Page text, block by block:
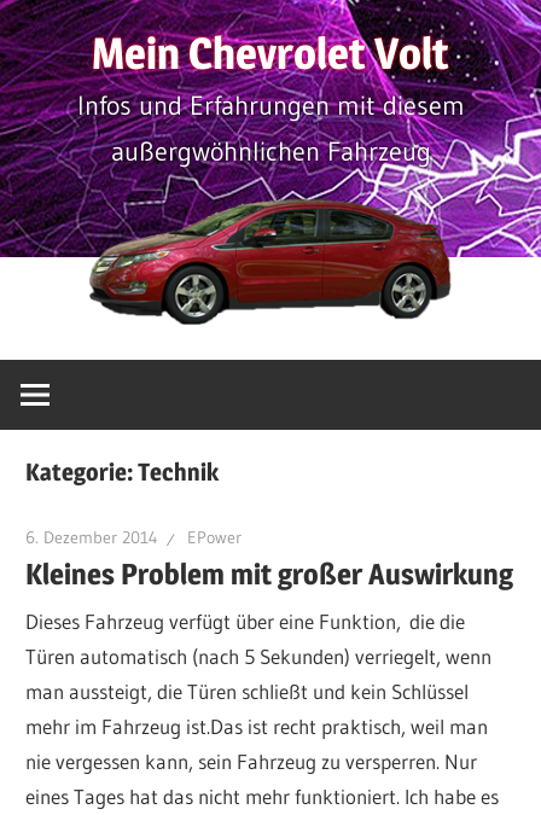
Zum
Inhalt
springen
Mein Chevrolet Volt
Infos und Erfahrungen mit diesem
außergwöhnlichen Fahrzeug
Kategorie:Technik
6. Dezember 2014 EPower
Kleines Problem mit großer Auswirkung
Dieses Fahrzeug verfügt über eine Funktion, die die
Türen automatisch (nach 5 Sekunden) verriegelt, wenn
man aussteigt, die Türen schließt und kein Schlüssel
mehr im Fahrzeug ist.Das ist recht praktisch, weil man
nie vergessen kann, sein Fahrzeug zu versperren. Nur
eines Tages hat das nicht mehr funktioniert. Ich habe es